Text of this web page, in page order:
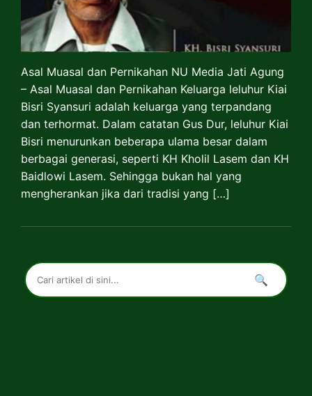
Asal Muasal dan Pernikahan NU Media Jati Agung
– Asal Muasal dan Pernikahan Keluarga leluhur Kiai
Bisri Syansuri adalah keluarga yang terpandang
dan terhormat. Dalam catatan Gus Dur, leluhur Kiai
Bisri menurunkan beberapa ulama besar dalam
berbagai generasi, seperti KH Kholil Lasem dan KH
Baidlowi Lasem. Sehingga bukan hal yang
mengherankan jika dari tradisi yang […]
🔍